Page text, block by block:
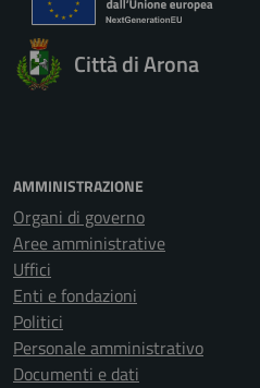
Città di Arona
AMMINISTRAZIONE
Organi di governo
Aree amministrative
Uffici
Enti e fondazioni
Politici
Personale amministrativo
Documenti e dati